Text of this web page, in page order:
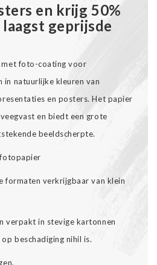
en krijg 50%
geprijsde
foto-coating voor
in natuurlijke kleuren van
en posters. Het papier
en biedt een grote
beeldscherpte.
formaten verkrijgbaar van klein
verpakt in stevige kartonnen
beschadiging nihil is.